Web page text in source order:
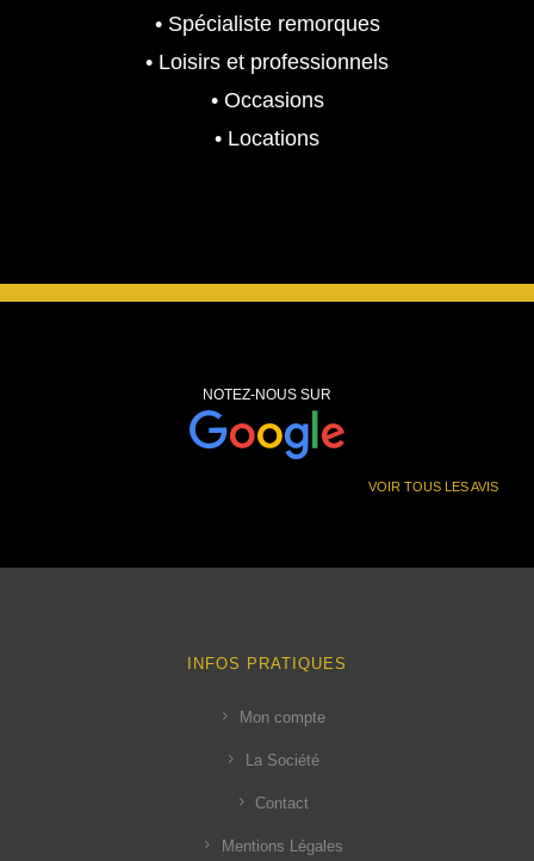
• Spécialiste remorques
• Loisirs et professionnels
• Occasions
• Locations
NOTEZ-NOUS SUR
VOIR TOUS LES AVIS
INFOS PRATIQUES
Mon compte
La Société
Contact
Mentions Légales